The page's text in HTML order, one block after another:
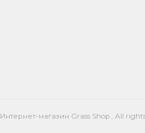
Интернет-магазин Grass Shop , All